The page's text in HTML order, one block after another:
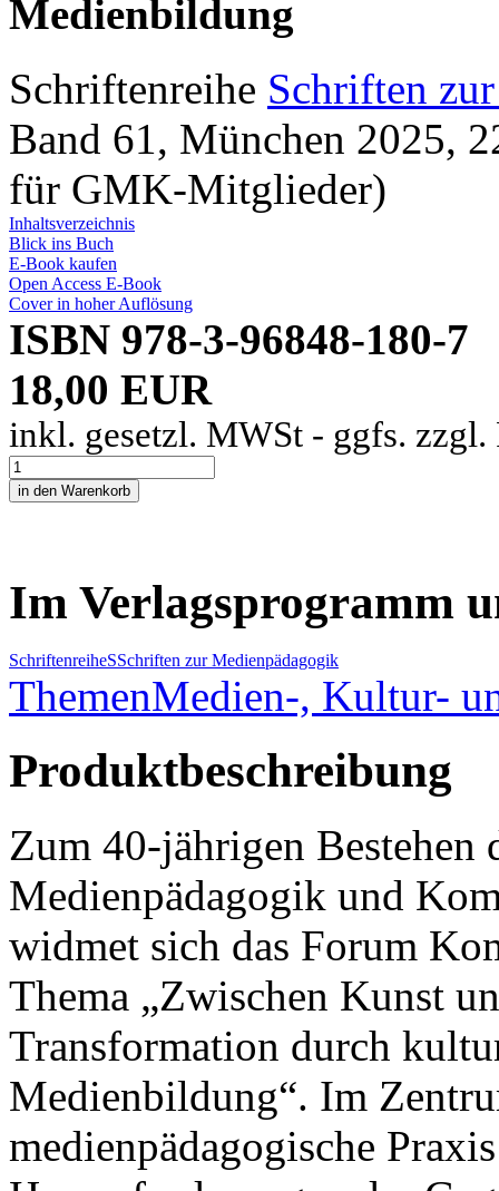
Medienbildung
Schriftenreihe Schriften
Band 61, München 2025,
für GMK-Mitglieder)
Inhaltsverzeichnis
Blick ins Buch
E-Book kaufen
Open Access E-Book
Cover in hoher Auflösung
ISBN 978-3-96848-180-7
18,00 EUR
inkl. gesetzl. MWSt - ggfs. zzgl.
Im Verlagsprogramm
SchriftenreiheSSchriften zur Medienpädagogik
ThemenMedien-, Kultur-
Produktbeschreibung
Zum 40-jährigen Bestehen
Medienpädagogik und
widmet sich das Forum
Thema „Zwischen Kunst
Transformation durch
Medienbildung“. Im
medienpädagogische